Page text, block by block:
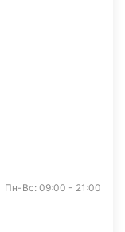
Пн-Вс: 09:00 - 21:00